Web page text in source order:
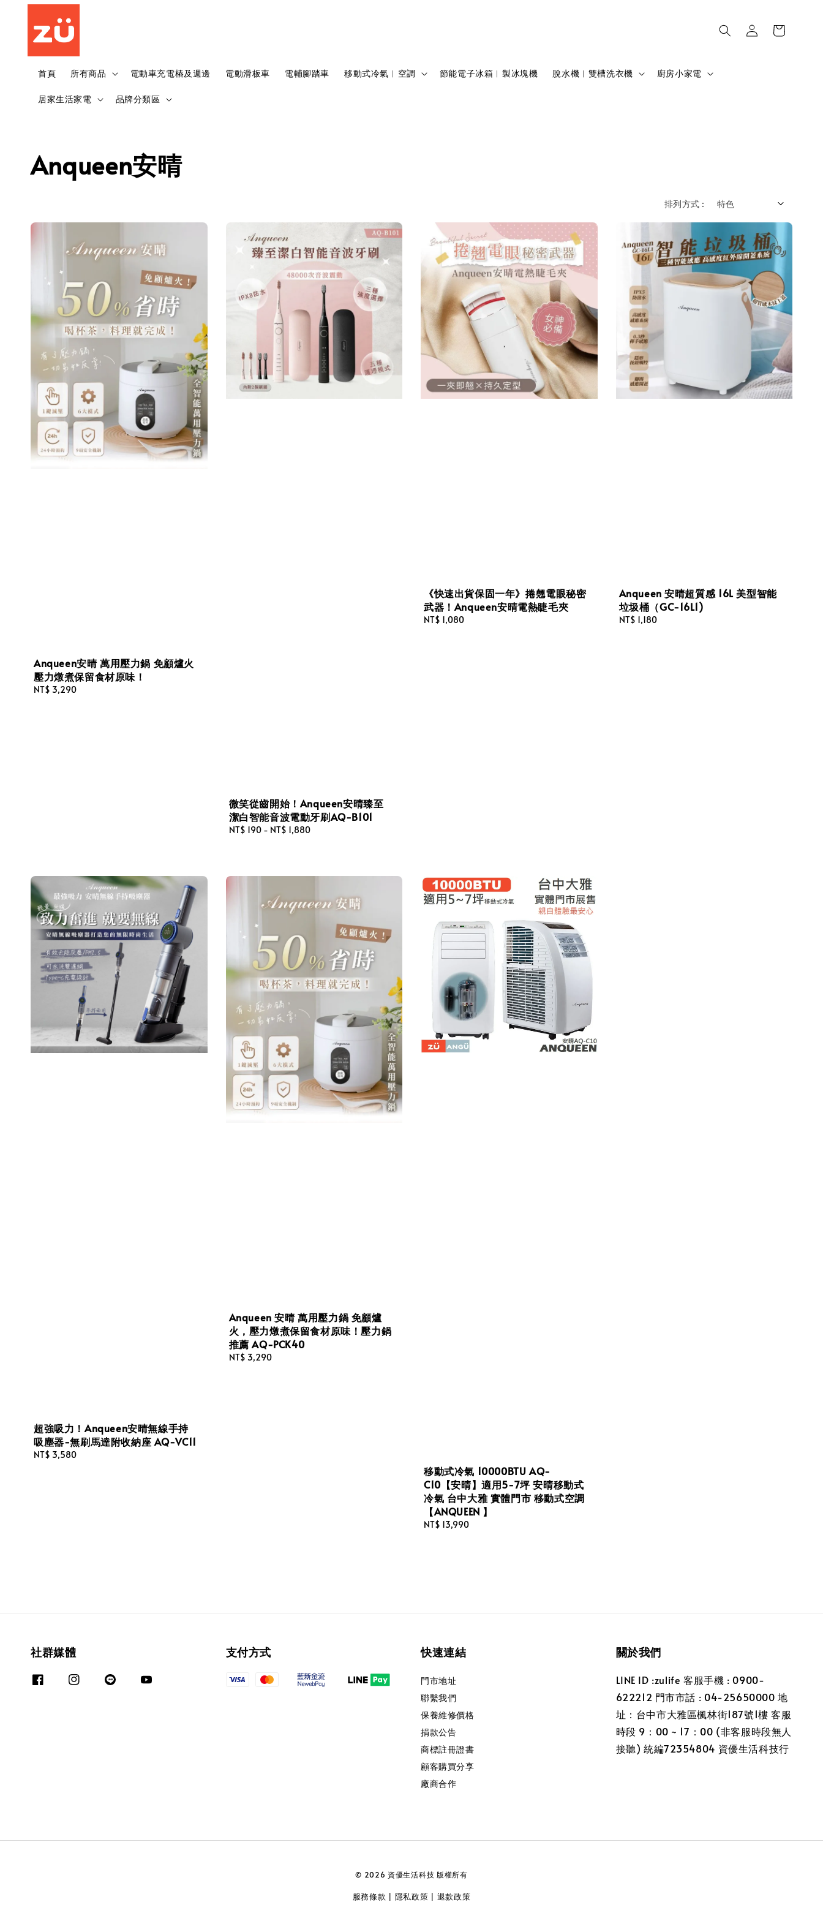
首頁 所有商品 電動車充電樁及週邊 電動滑板車 電輔腳踏車 移動式冷氣︱空調 節能電子冰箱︱製冰塊機 脫水機︱雙槽洗衣機 廚房小家電
居家生活家電 品牌分類區
Anqueen安晴
排列方式 :
Anqueen安晴 萬用壓力鍋 免顧爐火
壓力燉煮保留食材原味！
Regular
NT$ 3,290
微笑從齒開始！Anqueen安晴臻至
潔白智能音波電動牙刷AQ-B101
Regular
NT$ 190- NT$ 1,880
《快速出貨保固一年》捲翹電眼秘密
武器！Anqueen安晴電熱睫毛夾
Regular
NT$ 1,080
Anqueen 安晴超質感 16L 美型智能
垃圾桶（GC-16L1)
Regular
NT$ 1,180
超強吸力！Anqueen安晴無線手持
吸塵器-無刷馬達附收納座 AQ-VC11
Regular
NT$ 3,580
Anqueen 安晴 萬用壓力鍋 免顧爐
火，壓力燉煮保留食材原味！壓力鍋
推薦 AQ-PCK40
Regular
NT$ 3,290
移動式冷氣 10000BTU AQ-
C10【安晴】適用5-7坪 安晴移動式
冷氣 台中大雅 實體門市 移動式空調
【ANQUEEN 】
Regular
NT$ 13,990
社群媒體 支付方式 快速連結
門市地址
聯繫我們
保養維修價格
捐款公告
商標註冊證書
顧客購買分享
廠商合作
關於我們
LINE ID :zulife 客服手機 : 0900-
622212 門市市話 : 04-25650000 地
址：台中市大雅區楓林街187號1樓 客服
時段 9：00 ~ 17：00 (非客服時段無人
接聽) 統編72354804 資優生活科技行
© 2026 資優生活科技 版權所有
服務條款 隱私政策 退款政策